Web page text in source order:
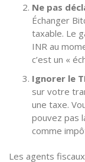
Ne pas
Échanger
taxable. Le
INR au
c’est un «
Ignorer le
sur votre
une taxe.
pouvez pas
comme
Les agents